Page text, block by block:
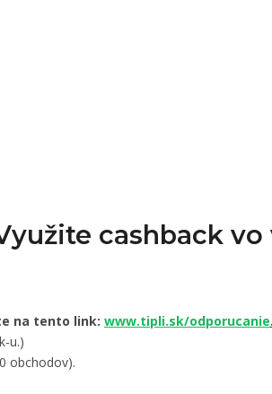
cashback vo
na tento link: www.tipli.sk/odporucanie.
u.)
obchodov).